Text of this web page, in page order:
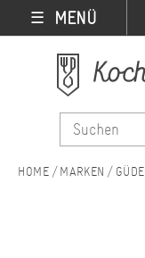
☰ MENÜ
MARKEN GÜDE